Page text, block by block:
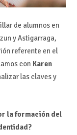
de alumnos en
y Astigarraga,
referente en el
con Karen
las claves y
la formación del